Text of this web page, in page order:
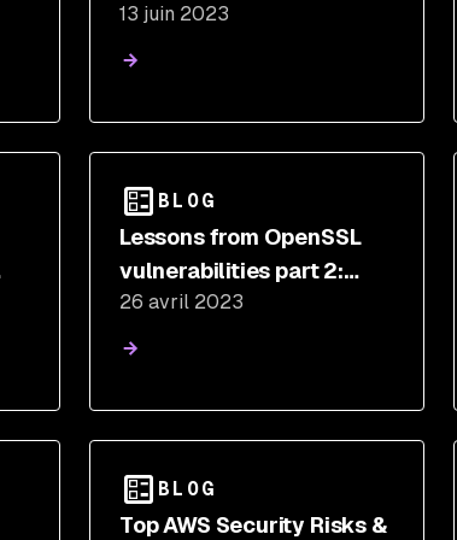
13 juin 2023
BLOG
Lessons from OpenSSL
vulnerabilities part 2:
Finding and fixing supply
chain vulnerabilities
26 avril 2023
BLOG
Top AWS Security Risks &